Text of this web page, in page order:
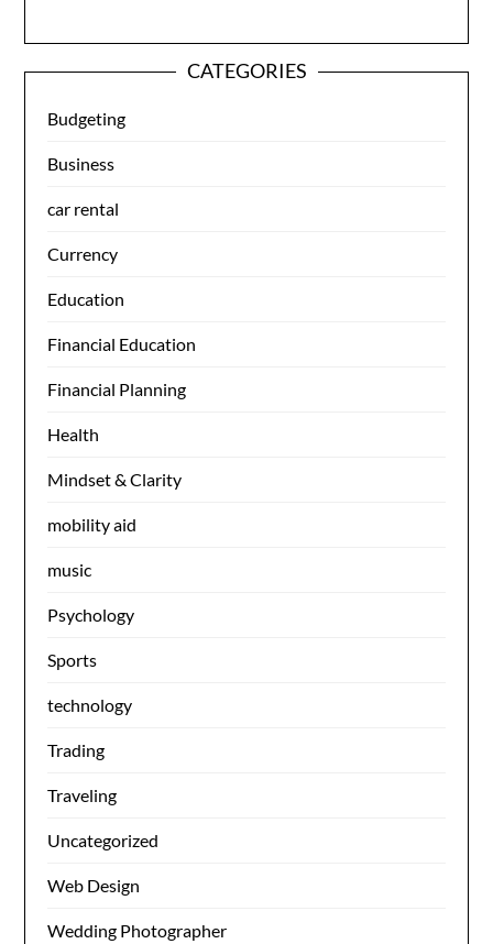
CATEGORIES
Budgeting
Business
car rental
Currency
Education
Financial Education
Financial Planning
Health
Mindset & Clarity
mobility aid
music
Psychology
Sports
technology
Trading
Traveling
Uncategorized
Web Design
Wedding Photographer